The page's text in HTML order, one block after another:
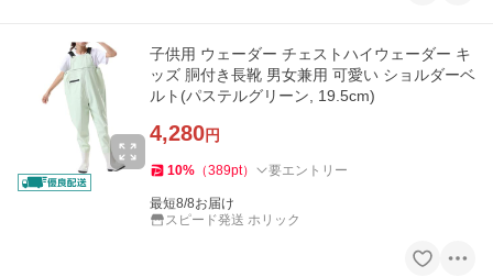
子供用 ウェーダー チェストハイウェーダー キ
ッズ 胴付き長靴 男女兼用 可愛い ショルダーベ
ルト(パステルグリーン, 19.5cm)
4,280円
10% （389pt） 要エントリー
最短8/8お届け
スピード発送 ホリック